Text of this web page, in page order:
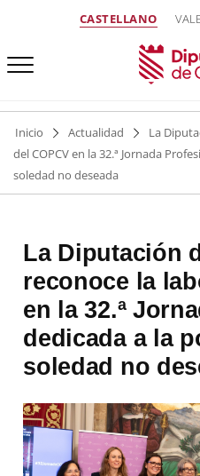
CASTELLANO
Inicio Actualidad
La
del COPCV en la 32.ª Jornada
soledad no deseada
La Diputación
reconoce la
en la 32.ª
dedicada a la
soledad no